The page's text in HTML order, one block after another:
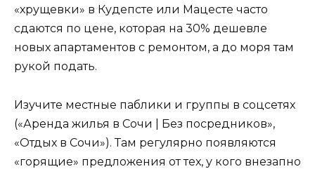
«хрущевки» в Кудепсте или Мацесте часто
сдаются по цене, которая на 30% дешевле
новых апартаментов с ремонтом, а до моря там
рукой подать.
Изучите местные паблики и группы в соцсетях
(«Аренда жилья в Сочи | Без посредников»,
«Отдых в Сочи»). Там регулярно появляются
«горящие» предложения от тех, у кого внезапно